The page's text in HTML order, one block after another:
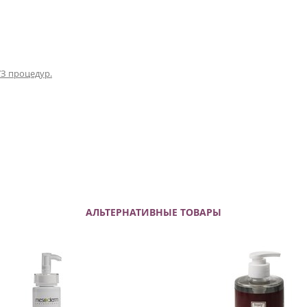
процедур.
АЛЬТЕРНАТИВНЫЕ ТОВАРЫ